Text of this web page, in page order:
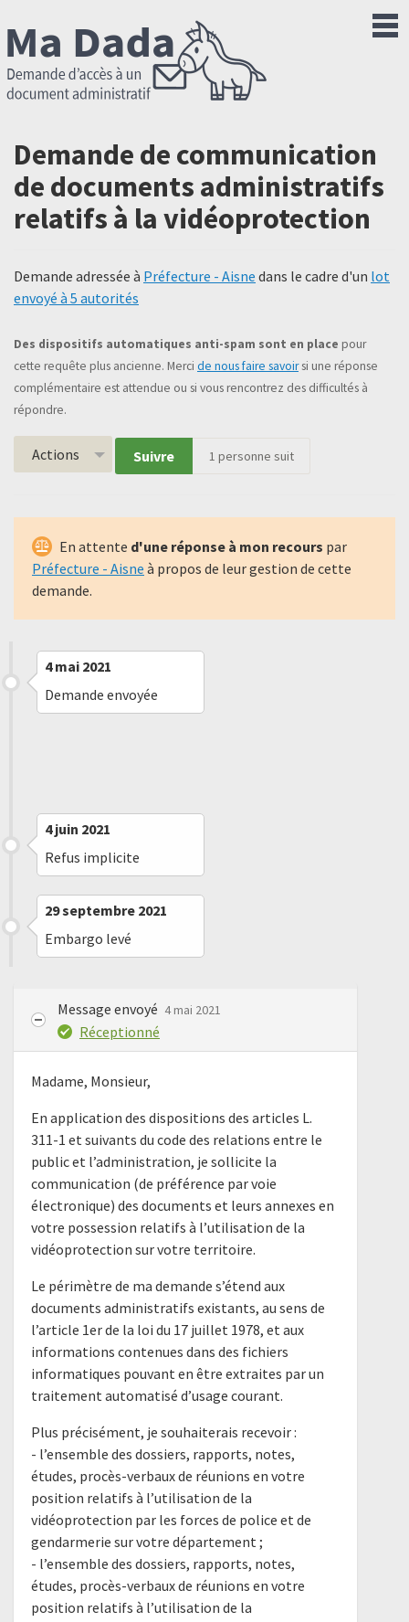
Demande de communication
de documents administratifs
relatifs à la vidéoprotection
Demande adressée à Préfecture - Aisne dans le cadre d'un lot
envoyé à 5 autorités
Des dispositifs automatiques anti-spam sont en place pour
cette requête plus ancienne. Merci de nous faire savoirsi une réponse
complémentaire est attendue ou si vous rencontrez des difficultés à
répondre.
Actions Suivre 1 personne suit
En attente d'une réponse à mon recours par
Préfecture - Aisne à propos de leur gestion de cette
demande.
4 mai 2021
Demande envoyée
4 juin 2021
Refus implicite
29 septembre 2021
Embargo levé
Message envoyé 4 mai 2021
Réceptionné
Madame, Monsieur,
En application des dispositions des articles L.
311-1 et suivants du code des relations entre le
public et l’administration, je sollicite la
communication (de préférence par voie
électronique) des documents et leurs annexes en
votre possession relatifs à l’utilisation de la
vidéoprotection sur votre territoire.
Le périmètre de ma demande s’étend aux
documents administratifs existants, au sens de
l’article 1er de la loi du 17 juillet 1978, et aux
informations contenues dans des fichiers
informatiques pouvant en être extraites par un
traitement automatisé d’usage courant.
Plus précisément, je souhaiterais recevoir :
- l’ensemble des dossiers, rapports, notes,
études, procès-verbaux de réunions en votre
position relatifs à l’utilisation de la
vidéoprotection par les forces de police et de
gendarmerie sur votre département ;
- l’ensemble des dossiers, rapports, notes,
études, procès-verbaux de réunions en votre
position relatifs à l’utilisation de la